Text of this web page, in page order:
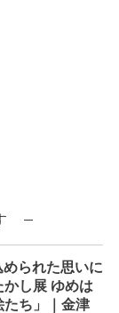
められた思いに
し展 ゆめは
たち」｜金津